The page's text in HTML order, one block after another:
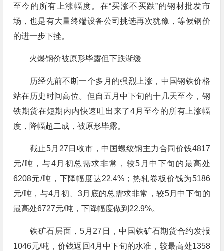
至今的所有上涨幅度。在“买涨不买跌”的钢材批发市
场，也是有大量终端设备公司挑选再次犹豫，等候钢价
的进一步下挫。
火爆钢价被原形毕露但下跌渐缓
历经先前不断一个多月的强烈上涨，中国钢铁价格
站在历史时间高位。但自五月中下旬的十几天至今，钢
铁期货在短期内内快速吐出来了4月至今的所有上涨幅
度，降幅超二成，被原形毕露。
截止5月27日收市，中国螺纹钢主力合同价钱4817
元/吨，与4月初总需求非常，较5月中下旬的最高处
6208元/吨，下降幅度达22.4%；热轧卷板价钱为5186
元/吨，与4月初、3月底的总需求非常，较5月中下旬的
最高处6727元/吨，下降幅度做到22.9%。
铁矿石层面，5月27日，中国铁矿石期货合约发报
1046元/吨，价钱返回4月中下旬的水准，较最高处1358